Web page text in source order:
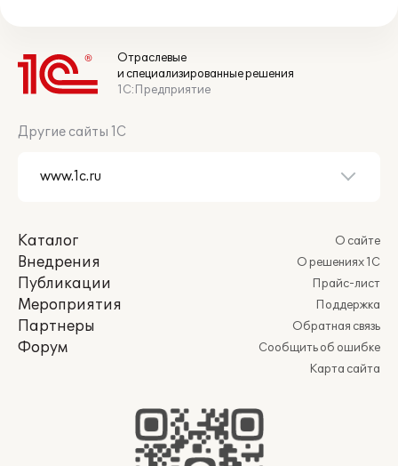
Отраслевые
и специализированные решения
1С:Предприятие
Другие сайты 1С
Каталог
Внедрения
Публикации
Мероприятия
Партнеры
Форум
О сайте
О решениях 1С
Прайс-лист
Поддержка
Обратная связь
Сообщить об ошибке
Карта сайта